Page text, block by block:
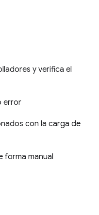
y verifica el
error
con la carga de
forma manual